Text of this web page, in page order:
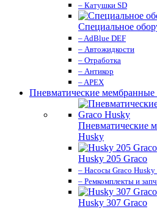
– Катушки SD
Специальное
– AdBlue DEF
– Автожидкости
– Отработка
– Антикор
– APEX
Пневматические мембранные
Пневматические
Husky
Husky 205 Graco
– Насосы Graco Husky
– Ремкомплекты и
Husky 307 Graco